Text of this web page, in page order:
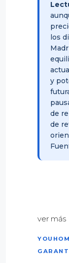
los
actual
y
de
de
ver más